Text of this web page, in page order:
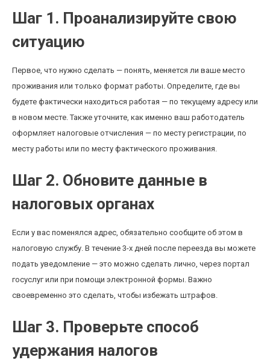
Шаг 1. Проанализируйте свою
ситуацию
Первое, что нужно сделать — понять, меняется ли ваше место
проживания или только формат работы. Определите, где вы
будете фактически находиться работая — по текущему адресу или
в новом месте. Также уточните, как именно ваш работодатель
оформляет налоговые отчисления — по месту регистрации, по
месту работы или по месту фактического проживания.
Шаг 2. Обновите данные в
налоговых органах
Если у вас поменялся адрес, обязательно сообщите об этом в
налоговую службу. В течение 3-х дней после переезда вы можете
подать уведомление — это можно сделать лично, через портал
госуслуг или при помощи электронной формы. Важно
своевременно это сделать, чтобы избежать штрафов.
Шаг 3. Проверьте способ
удержания налогов